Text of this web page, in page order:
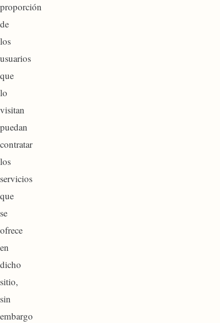
proporción
de
los
usuarios
que
lo
visitan
puedan
contratar
los
servicios
que
se
ofrece
en
dicho
sitio,
sin
embargo